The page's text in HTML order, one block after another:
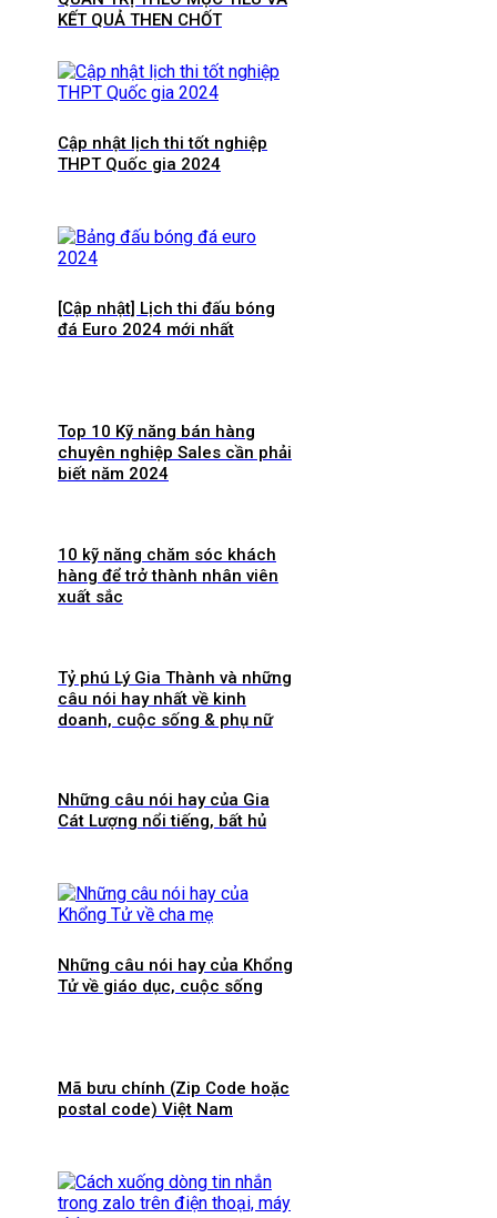
KẾT QUẢ THEN CHỐT
Cập nhật lịch thi tốt nghiệp
THPT Quốc gia 2024
[Cập nhật] Lịch thi đấu bóng
đá Euro 2024 mới nhất
Top 10 Kỹ năng bán hàng
chuyên nghiệp Sales cần phải
biết năm 2024
10 kỹ năng chăm sóc khách
hàng để trở thành nhân viên
xuất sắc
Tỷ phú Lý Gia Thành và những
câu nói hay nhất về kinh
doanh, cuộc sống & phụ nữ
Những câu nói hay của Gia
Cát Lượng nổi tiếng, bất hủ
Những câu nói hay của Khổng
Tử về giáo dục, cuộc sống
Mã bưu chính (Zip Code hoặc
postal code) Việt Nam